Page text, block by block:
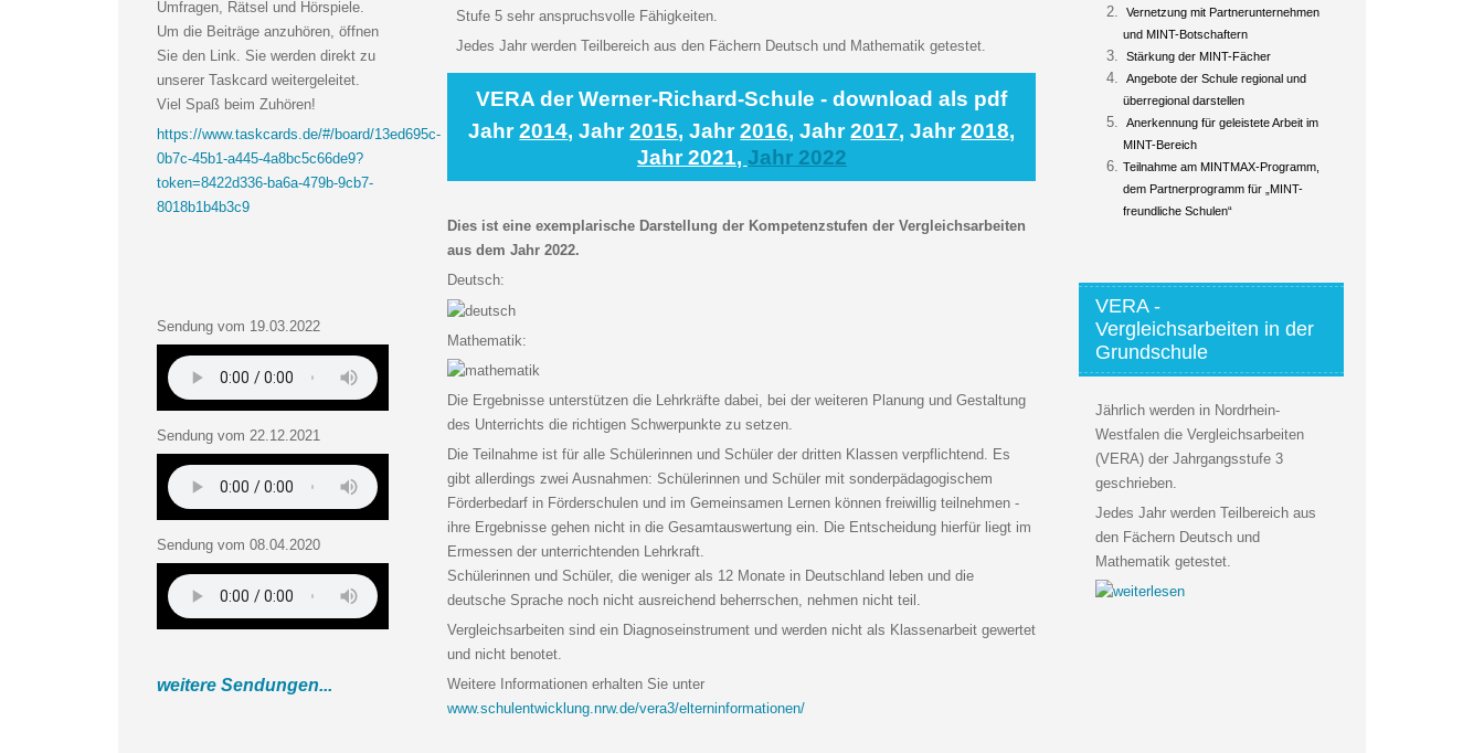
Stufe 5 sehr anspruchsvolle Fähigkeiten.
Jedes Jahr werden Teilbereich aus den Fächern Deutsch und Mathematik getestet.
VERA der Werner-Richard-Schule - download als pdf
Jahr2014, Jahr2015, Jahr2016, Jahr2017, Jahr2018,
Jahr 2021, Jahr 2022
Dies ist eine exemplarische Darstellung der Kompetenzstufen der Vergleichsarbeiten
aus dem Jahr 2022.
Deutsch:
Mathematik:
Die Ergebnisse unterstützen die Lehrkräfte dabei, bei der weiteren Planung und Gestaltung
des Unterrichts die richtigen Schwerpunkte zu setzen.
Die Teilnahme ist für alle Schülerinnen und Schüler der dritten Klassen verpflichtend. Es
gibt allerdings zwei Ausnahmen: Schülerinnen und Schüler mit sonderpädagogischem
Förderbedarf in Förderschulen und im Gemeinsamen Lernen können freiwillig teilnehmen -
ihre Ergebnisse gehen nicht in die Gesamtauswertung ein. Die Entscheidung hierfür liegt im
Ermessen der unterrichtenden Lehrkraft.
Schülerinnen und Schüler, die weniger als 12 Monate in Deutschland leben und die
deutsche Sprache noch nicht ausreichend beherrschen, nehmen nicht teil.
Vergleichsarbeiten sind ein Diagnoseinstrument und werden nicht als Klassenarbeit gewertet
und nicht benotet.
Weitere Informationen erhalten Sie unter
www.schulentwicklung.nrw.de/vera3/elterninformationen/
Umfragen, Rätsel und Hörspiele.
Um die Beiträge anzuhören, öffnen
Sie den Link. Sie werden direkt zu
unserer Taskcard weitergeleitet.
Viel Spaß beim Zuhören!
https://www.taskcards.de/#/board/13ed695c-
0b7c-45b1-a445-4a8bc5c66de9?
token=8422d336-ba6a-479b-9cb7-
8018b1b4b3c9
Sendung vom 19.03.2022
Sendung vom 22.12.2021
Sendung vom 08.04.2020
weitere Sendungen...
Vernetzung mit Partnerunternehmen
und MINT-Botschaftern
Stärkung der MINT-Fächer
Angebote der Schule regional und
überregional darstellen
Anerkennung für geleistete Arbeit im
MINT-Bereich
Teilnahme am MINTMAX-Programm,
dem Partnerprogramm für „MINT-
freundliche Schulen“
VERA -
Vergleichsarbeiten in der
Grundschule
Jährlich werden in Nordrhein-
Westfalen die Vergleichsarbeiten
(VERA) der Jahrgangsstufe 3
geschrieben.
Jedes Jahr werden Teilbereich aus
den Fächern Deutsch und
Mathematik getestet.